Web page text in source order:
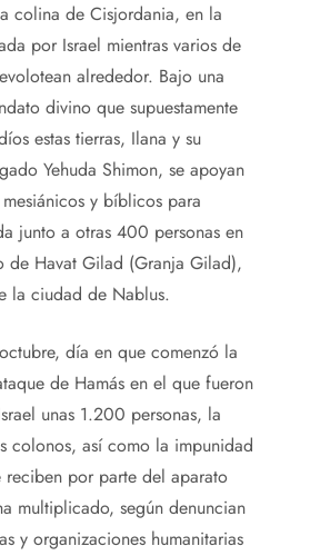
colina de Cisjordania, en la
por Israel mientras varios de
alrededor. Bajo una
divino que supuestamente
estas tierras, Ilana y su
Yehuda Shimon, se apoyan
y bíblicos para
junto a otras 400 personas en
de Havat Gilad (Granja Gilad),
la ciudad de Nablus.
día en que comenzó la
de Hamás en el que fueron
unas 1.200 personas, la
colonos, así como la impunidad
por parte del aparato
multiplicado, según denuncian
y organizaciones humanitarias